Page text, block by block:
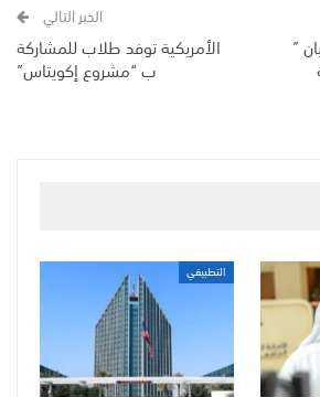
”
الخبر التالي
الأمريكية توفد طلاب للمشاركة
ب “مشروع إكويتاس”
التطبيقي